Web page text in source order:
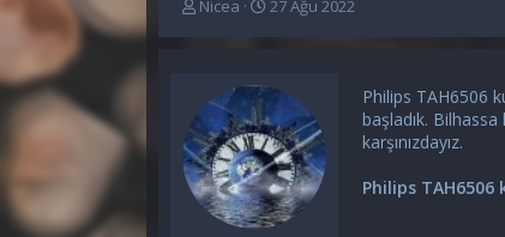
u
b
a
ş
l
Nicea
a
n
g
ı
ç
t
a
27 Ağu 2022
Philips TAH6506
başladık.
karşınızdayız.
Philips